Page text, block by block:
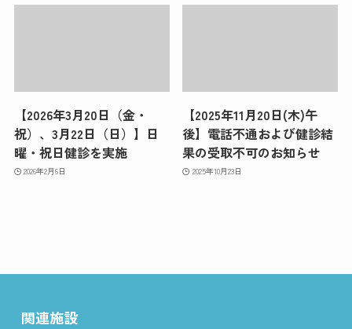
【2026年3月20日（金・
祝）、3月22日（日）】日
曜・祝日健診を実施
2026年2月6日
【2025年11月20日(木)午
後】電話不通および健診結
果の受取不可のお知らせ
2025年10月23日
関連施設